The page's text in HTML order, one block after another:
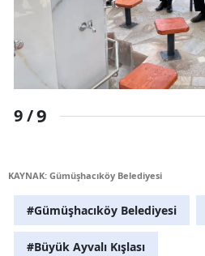
9 /9
KAYNAK: Gümüşhacıköy Belediyesi
#Gümüşhacıköy Belediyesi
#Büyük Ayvalı Kışlası